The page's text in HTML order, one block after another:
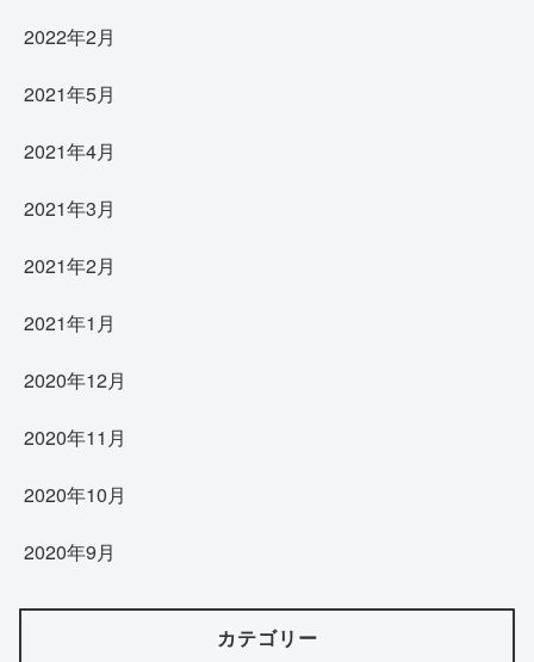
2022年2月
2021年5月
2021年4月
2021年3月
2021年2月
2021年1月
2020年12月
2020年11月
2020年10月
2020年9月
カテゴリー